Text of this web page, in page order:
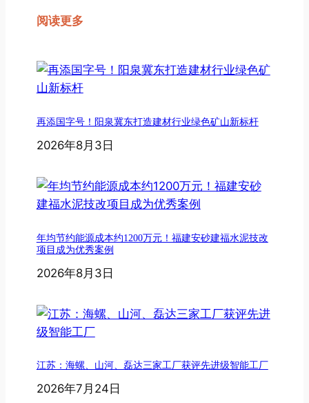
阅读更多
再添国字号！阳泉冀东打造建材行业绿色矿山新标杆
2026年8月3日
年均节约能源成本约1200万元！福建安砂建福水泥技改
项目成为优秀案例
2026年8月3日
江苏：海螺、山河、磊达三家工厂获评先进级智能工厂
2026年7月24日